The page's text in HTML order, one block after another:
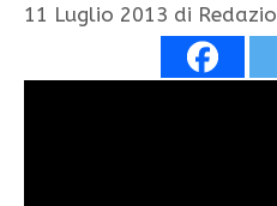
11 Luglio 2013 di